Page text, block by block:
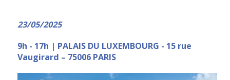
23/05/2025
9h - 17h | PALAIS DU LUXEMBOURG - 15 rue
Vaugirard – 75006 PARIS